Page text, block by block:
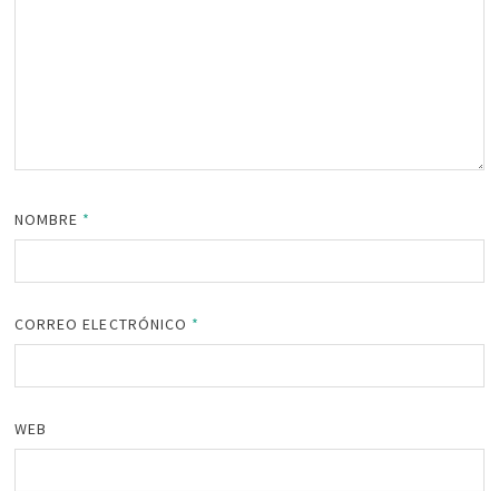
NOMBRE *
CORREO ELECTRÓNICO *
WEB